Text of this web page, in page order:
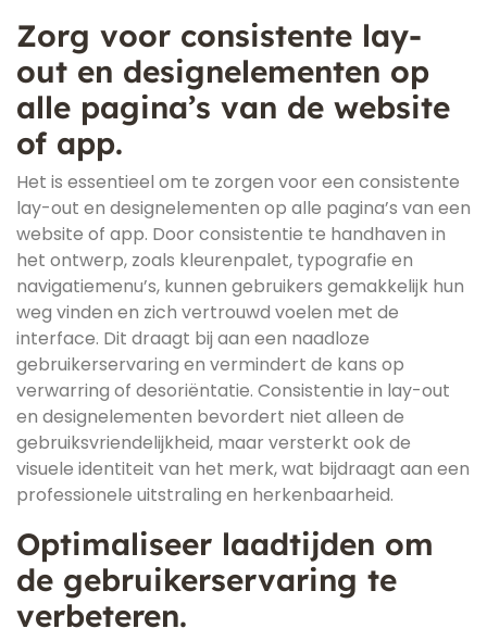
Zorg voor consistente lay-
out en designelementen op
alle pagina’s van de website
of app.
Het is essentieel om te zorgen voor een consistente
lay-out en designelementen op alle pagina’s van een
website of app. Door consistentie te handhaven in
het ontwerp, zoals kleurenpalet, typografie en
navigatiemenu’s, kunnen gebruikers gemakkelijk hun
weg vinden en zich vertrouwd voelen met de
interface. Dit draagt bij aan een naadloze
gebruikerservaring en vermindert de kans op
verwarring of desoriëntatie. Consistentie in lay-out
en designelementen bevordert niet alleen de
gebruiksvriendelijkheid, maar versterkt ook de
visuele identiteit van het merk, wat bijdraagt aan een
professionele uitstraling en herkenbaarheid.
Optimaliseer laadtijden om
de gebruikerservaring te
verbeteren.